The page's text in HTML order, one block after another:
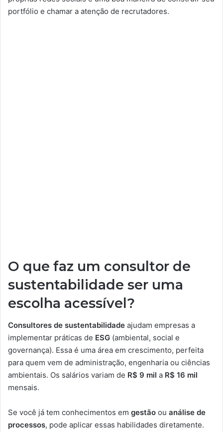
portfólio e chamar a atenção de recrutadores.
O que faz um consultor de
sustentabilidade ser uma
escolha acessível?
Consultores de sustentabilidade ajudam empresas a
implementar práticas de ESG (ambiental, social e
governança). Essa é uma área em crescimento, perfeita
para quem vem de administração, engenharia ou ciências
ambientais. Os salários variam de R$ 9 mil a R$ 16 mil
mensais.
Se você já tem conhecimentos em gestão ou análise de
processos, pode aplicar essas habilidades diretamente.